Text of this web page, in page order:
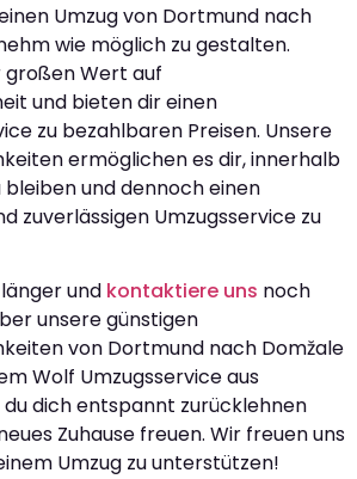
Umzug von Dortmund nach
wie möglich zu gestalten.
großen Wert auf
und bieten dir einen
zu bezahlbaren Preisen. Unsere
ermöglichen es dir, innerhalb
bleiben und dennoch einen
zuverlässigen Umzugsservice zu
und kontaktiere uns noch
unsere günstigen
von Dortmund nach Domžale
Wolf Umzugsservice aus
dich entspannt zurücklehnen
Zuhause freuen. Wir freuen uns
Umzug zu unterstützen!